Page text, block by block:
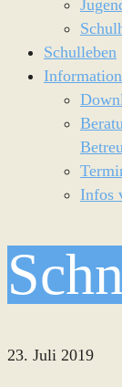
Schulleben
Infos
23. Juli 2019